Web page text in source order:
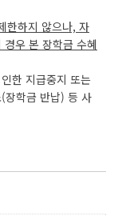
한하지 않으나, 자
우 본 장학금 수혜
한 지급중지 또는
장학금 반납) 등 사